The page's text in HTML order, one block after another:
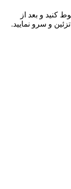
کنید و بعد از
و سرو نمایید.